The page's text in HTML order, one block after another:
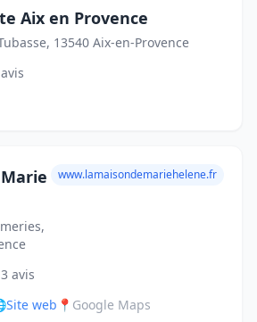
Aix en Provence
13540 Aix-en-Provence
www.lamaisondemariehelene.fr
3 avis
Site web 📍 Google Maps